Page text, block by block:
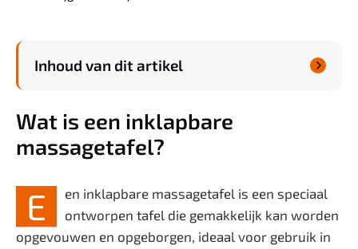
Zwanger & Baby
Inhoud van dit artikel 
Wat is een inklapbare
massagetafel?
E
en inklapbare massagetafel is een speciaal
ontworpen tafel die gemakkelijk kan worden
opgevouwen en opgeborgen, ideaal voor gebruik in